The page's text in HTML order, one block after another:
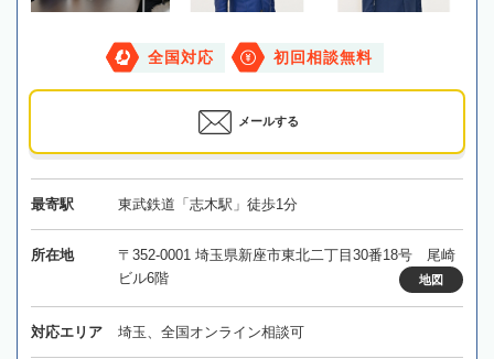
全国対応 初回相談無料
メールする
最寄駅 東武鉄道「志木駅」徒歩1分
所在地
〒352-0001 埼玉県新座市東北二丁目30番18号 尾崎
ビル6階
地図
対応エリア 埼玉、全国オンライン相談可